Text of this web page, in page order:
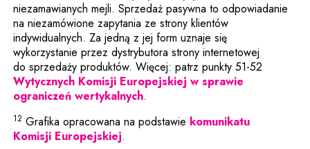
niezamawianych mejli. Sprzedaż pasywna to odpowiadanie
na niezamówione zapytania ze strony klientów
indywidualnych. Za jedną z jej form uznaje się
wykorzystanie przez dystrybutora strony internetowej
do sprzedaży produktów. Więcej: patrz punkty 51-52
Wytycznych Komisji Europejskiej w sprawie
ograniczeń wertykalnychUwaga, link zostanie otwarty w
.
12 Grafika opracowana na podstawie komunikatu
Komisji EuropejskiejUwaga, link zostanie otwarty w
.